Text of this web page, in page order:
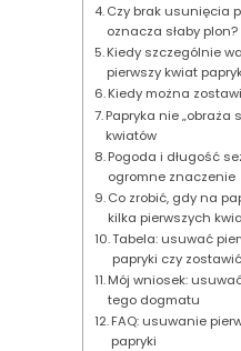
Czy brak usunięcia
oznacza słaby plon?
Kiedy szczególnie
pierwszy kwiat
Kiedy można
Papryka nie „obraża
kwiatów
Pogoda i długość
ogromne znaczenie
Co zrobić, gdy na
kilka pierwszych
Tabela: usuwać
papryki czy
Mój wniosek:
tego dogmatu
FAQ: usuwanie
papryki